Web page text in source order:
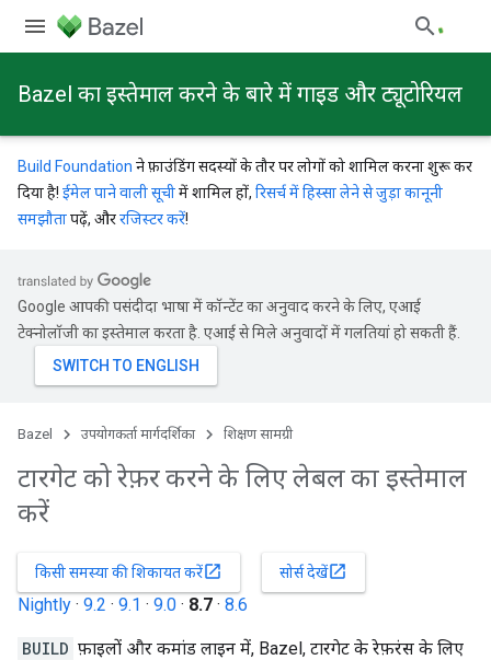
Bazel का इस्तेमाल करने के बारे में गाइड और ट्यूटोरियल
Build Foundation ने फ़ाउंडिंग सदस्यों के तौर पर लोगों को शामिल करना शुरू कर
दिया है! ईमेल पाने वाली सूचीमें शामिल हों, रिसर्च में हिस्सा लेने से जुड़ा कानूनी
समझौतापढ़ें, औररजिस्टर करें!
Google आपकी पसंदीदा भाषा में कॉन्टेंट का अनुवाद करने के लिए, एआई
टेक्नोलॉजी का इस्तेमाल करता है. एआई से मिले अनुवादों में गलतियां हो सकती हैं.
Bazel उपयोगकर्ता मार्गदर्शिका शिक्षण सामग्री
टारगेट को रेफ़र करने के लिए लेबल का इस्तेमाल
करें
किसी समस्या की शिकायत करेंopen_in_new सोर्स देखेंopen_in_new
Nightly · 9.2 · 9.1 · 9.0 · 8.7 · 8.6
BUILD फ़ाइलों और कमांड लाइन में, Bazel, टारगेट के रेफ़रंस के लिए